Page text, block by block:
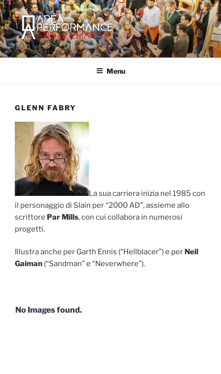
Salta
al
contenuto
AREA PERFORMANCE
Sito ufficiale della Onlus Area Performance.
Menu
GLENN FABRY
La sua carriera inizia nel 1985 con
il personaggio di Slain per “2000 AD”, assieme allo
scrittore Par Mills, con cui collabora in numerosi
progetti.
Illustra anche per Garth Ennis (“Hellblacer”) e per Neil
Gaiman (“Sandman” e “Neverwhere”).
No Images found.